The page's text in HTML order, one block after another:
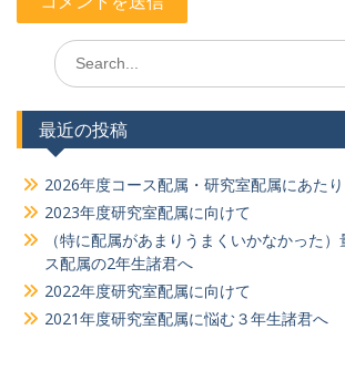
Search
for:
最近の投稿
2026年度コース配属・研究室配属にあたり
2023年度研究室配属に向けて
（特に配属があまりうまくいかなかった
ス配属の2年生諸君へ
2022年度研究室配属に向けて
2021年度研究室配属に悩む３年生諸君へ